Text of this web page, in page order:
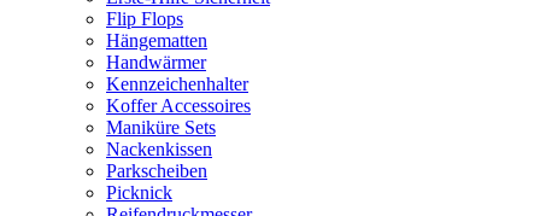
Flip Flops
Hängematten
Handwärmer
Kennzeichenhalter
Koffer Accessoires
Maniküre Sets
Nackenkissen
Parkscheiben
Picknick